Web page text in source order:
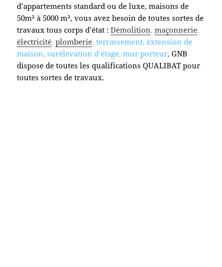
d’appartements standard ou de luxe, maisons de
50m² à 5000 m², vous avez besoin de toutes sortes de
travaux tous corps d’état : Démolition,maçonnerie,
électricité,plomberie, terrassement, extension de
maison, surélévation d’étage, mur porteur,GNB
dispose de toutes les qualifications QUALIBAT pour
toutes sortes de travaux.